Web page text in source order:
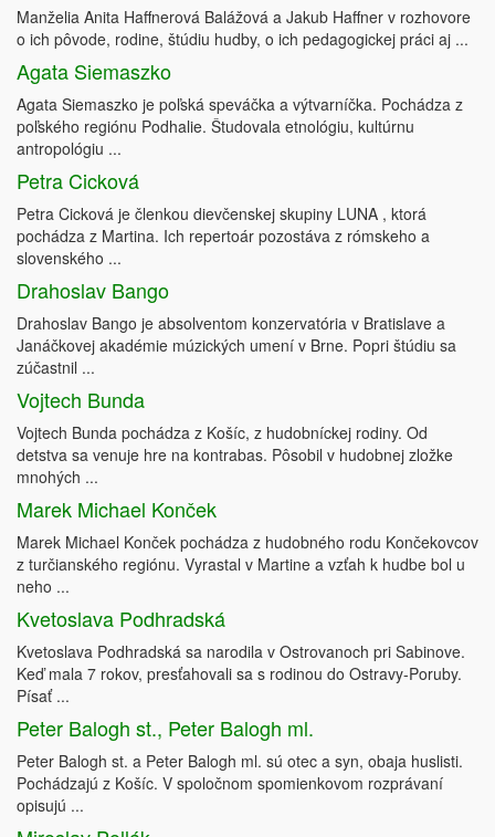
Manželia Anita Haffnerová Balážová a Jakub Haffner v rozhovore
o ich pôvode, rodine, štúdiu hudby, o ich pedagogickej práci aj ...
Agata Siemaszko
Agata Siemaszko je poľská speváčka a výtvarníčka. Pochádza z
poľského regiónu Podhalie. Študovala etnológiu, kultúrnu
antropológiu ...
Petra Cicková
Petra Cicková je členkou dievčenskej skupiny LUNA , ktorá
pochádza z Martina. Ich repertoár pozostáva z rómskeho a
slovenského ...
Drahoslav Bango
Drahoslav Bango je absolventom konzervatória v Bratislave a
Janáčkovej akadémie múzických umení v Brne. Popri štúdiu sa
zúčastnil ...
Vojtech Bunda
Vojtech Bunda pochádza z Košíc, z hudobníckej rodiny. Od
detstva sa venuje hre na kontrabas. Pôsobil v hudobnej zložke
mnohých ...
Marek Michael Konček
Marek Michael Konček pochádza z hudobného rodu Končekovcov
z turčianského regiónu. Vyrastal v Martine a vzťah k hudbe bol u
neho ...
Kvetoslava Podhradská
Kvetoslava Podhradská sa narodila v Ostrovanoch pri Sabinove.
Keď mala 7 rokov, presťahovali sa s rodinou do Ostravy-Poruby.
Písať ...
Peter Balogh st., Peter Balogh ml.
Peter Balogh st. a Peter Balogh ml. sú otec a syn, obaja huslisti.
Pochádzajú z Košíc. V spoločnom spomienkovom rozprávaní
opisujú ...